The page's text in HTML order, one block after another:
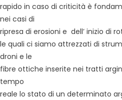
rapido in caso di criticità è
nei casi di
ripresa di erosioni e dell’ inizio di
le quali ci siamo attrezzati di
droni e le
fibre ottiche inserite nei tratti
tempo
reale lo stato di un determinato